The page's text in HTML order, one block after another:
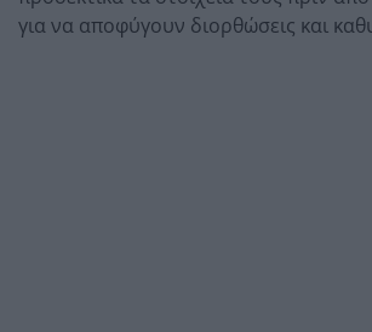
για να αποφύγουν διορθώσεις και